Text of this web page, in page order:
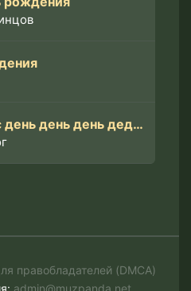
Це триває день день день дедень дедень
правобладателей (DMCA)
admin@muzpanda.net